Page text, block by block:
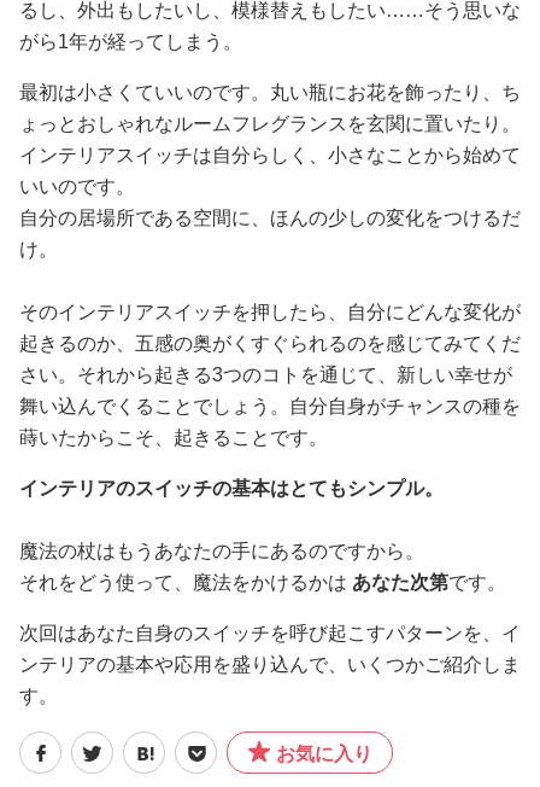
るし、外出もしたいし、模様替えもしたい……そう思いな
がら1年が経ってしまう。
最初は小さくていいのです。丸い瓶にお花を飾ったり、ち
ょっとおしゃれなルームフレグランスを玄関に置いたり。
インテリアスイッチは自分らしく、小さなことから始めて
いいのです。
自分の居場所である空間に、ほんの少しの変化をつけるだ
け。
そのインテリアスイッチを押したら、自分にどんな変化が
起きるのか、五感の奥がくすぐられるのを感じてみてくだ
さい。それから起きる3つのコトを通じて、新しい幸せが
舞い込んでくることでしょう。自分自身がチャンスの種を
蒔いたからこそ、起きることです。
インテリアのスイッチの基本はとてもシンプル。
魔法の杖はもうあなたの手にあるのですから。
それをどう使って、魔法をかけるかは あなた次第です。
次回はあなた自身のスイッチを呼び起こすパターンを、イ
ンテリアの基本や応用を盛り込んで、いくつかご紹介しま
す。
お気に入り